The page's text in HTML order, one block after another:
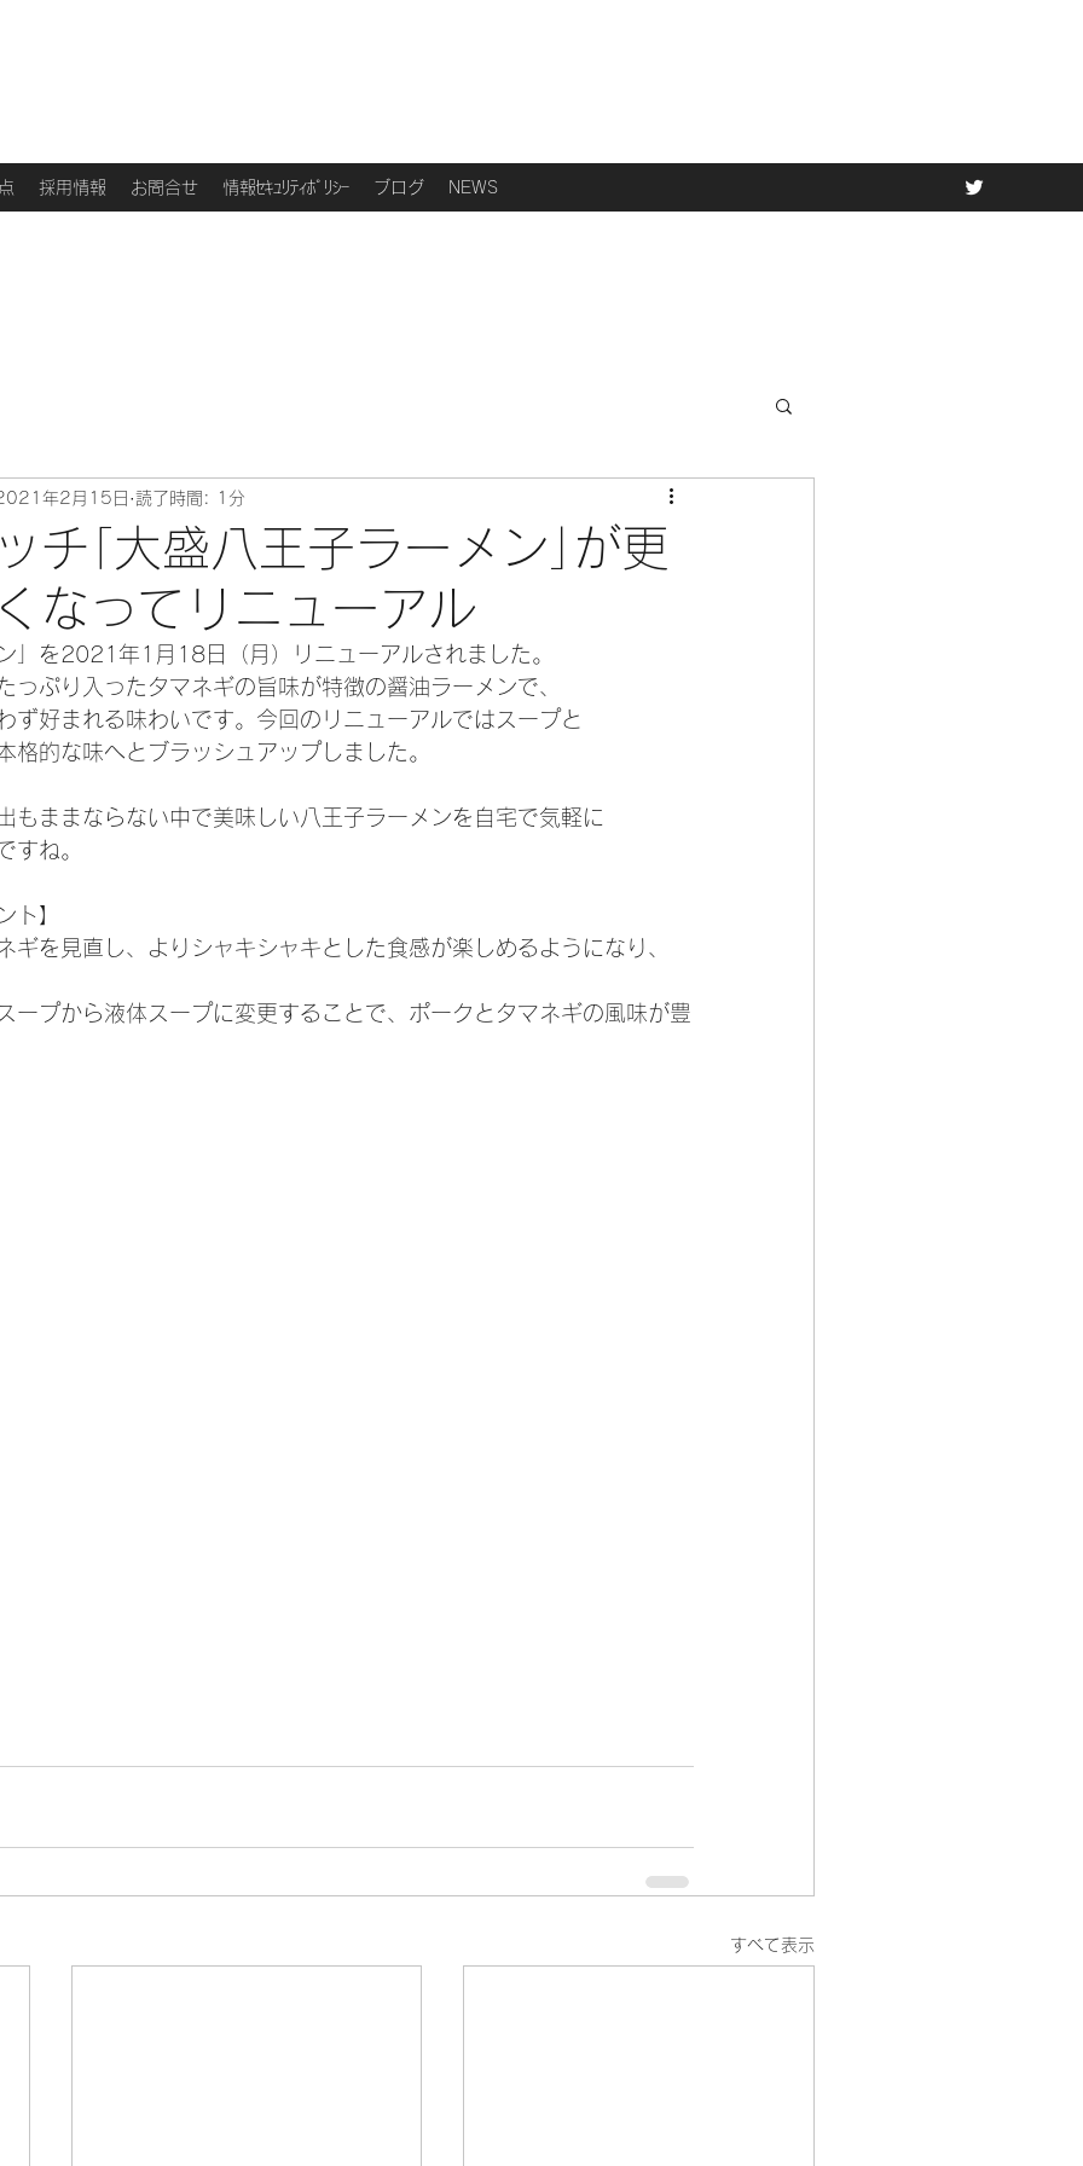
採用情報 お問合せ 情報ｾｷｭﾘﾃｨﾎﾟﾘｼｰ ブログ NEWS
チ｢大盛八王子ラーメン｣が更
なってリニューアル
年2月15日 読了時間: 1分
」を2021年1月18日（月）リニューアルされました。
っぷり入ったタマネギの旨味が特徴の醤油ラーメンで、
ず好まれる味わいです。今回のリニューアルではスープと
格的な味へとブラッシュアップしました。
もままならない中で美味しい八王子ラーメンを自宅で気軽に
すね。
ト】
ギを見直し、よりシャキシャキとした食感が楽しめるようになり、
ープから液体スープに変更することで、ポークとタマネギの風味が豊
すべて表示